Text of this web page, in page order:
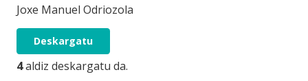
Joxe Manuel Odriozola
Deskargatu
4aldiz deskargatu da.